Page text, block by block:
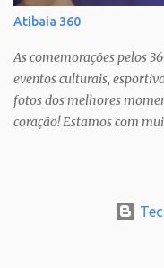
Atibaia 360
As comemorações pelos
eventos culturais,
fotos dos melhores
coração! Estamos com
mais no Instagram: